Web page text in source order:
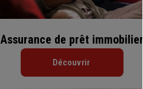
Assurance de prêt immobilier
Découvrir